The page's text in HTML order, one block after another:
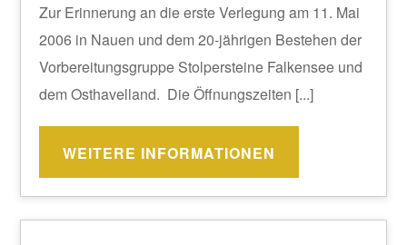
Zur Erinnerung an die erste Verlegung am 11. Mai
2006 in Nauen und dem 20-jährigen Bestehen der
Vorbereitungsgruppe Stolpersteine Falkensee und
dem Osthavelland. Die Öffnungszeiten [...]
WEITERE INFORMATIONEN